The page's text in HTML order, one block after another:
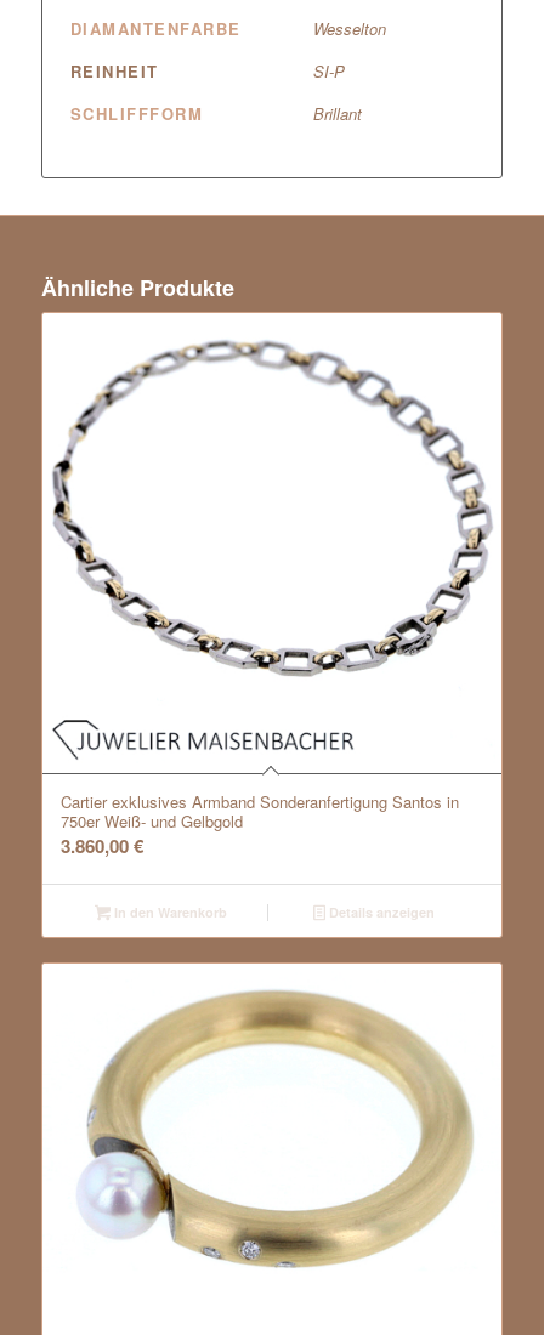
DIAMANTENFARBE
Wesselton
REINHEIT
SI-P
SCHLIFFFORM
Brillant
Ähnliche Produkte
Cartier exklusives Armband Sonderanfertigung Santos in
750er Weiß- und Gelbgold
3.860,00€
In den Warenkorb Details anzeigen